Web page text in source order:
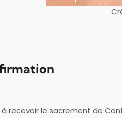
à recevoir le sacrement de